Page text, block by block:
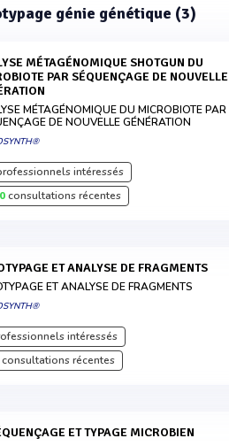
génie génétique (3)
PAR SÉQUENÇAGE DE NOUVELLE
MÉTAGÉNOMIQUE DU MICROBIOTE PAR
DE NOUVELLE GÉNÉRATION
intéressés
consultations récentes
ET ANALYSE DE FRAGMENTS
ET ANALYSE DE FRAGMENTS
intéressés
consultations récentes
ET TYPAGE MICROBIEN